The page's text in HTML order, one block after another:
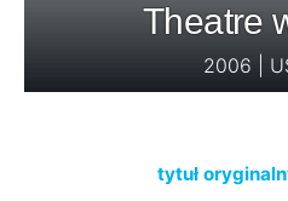
Theatre
2006 |
tytuł